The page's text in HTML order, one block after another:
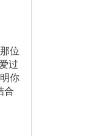
位
过
你
合